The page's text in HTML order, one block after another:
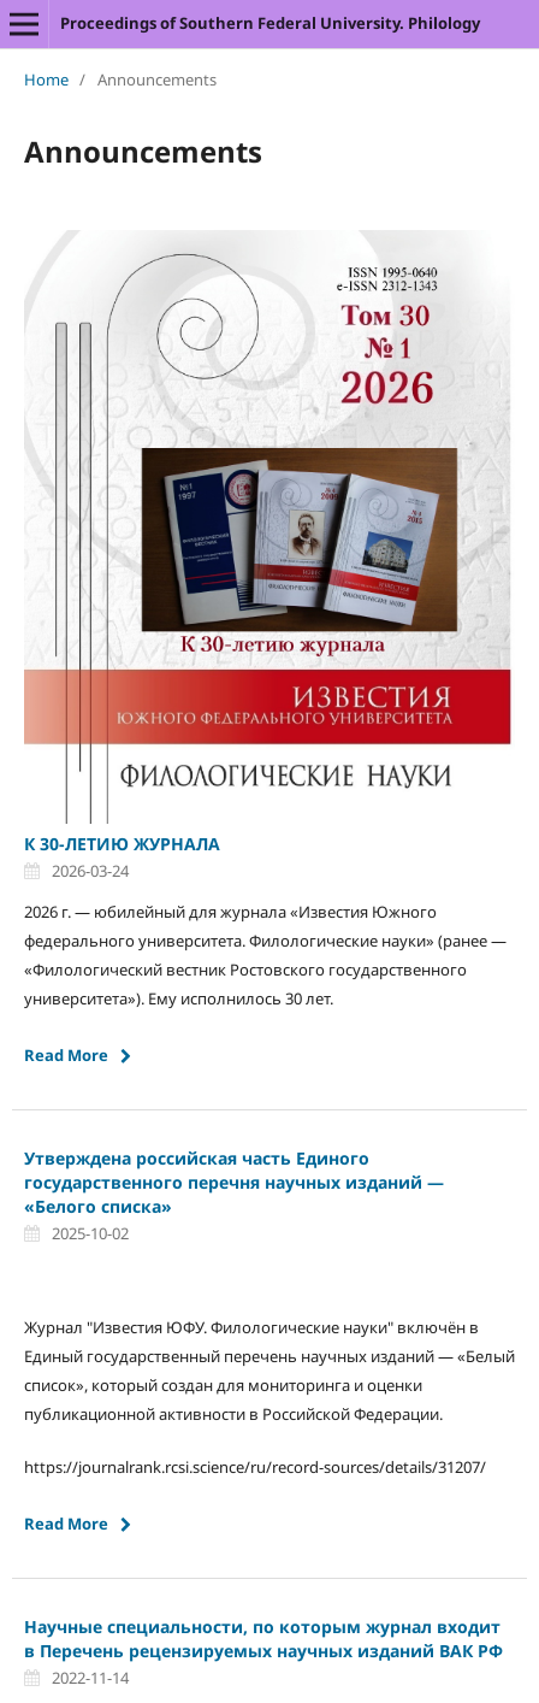
Proceedings of Southern Federal University. Philology
Home / Announcements
Announcements
К 30-ЛЕТИЮ ЖУРНАЛА
2026-03-24
2026 г. — юбилейный для журнала «Известия Южного
федерального университета. Филологические науки» (ранее —
«Филологический вестник Ростовского государственного
университета»). Ему исполнилось 30 лет.
Read More
Утверждена российская часть Единого
государственного перечня научных изданий —
«Белого списка»
2025-10-02
Журнал "Известия ЮФУ. Филологические науки" включён в
Единый государственный перечень научных изданий — «Белый
список», который создан для мониторинга и оценки
публикационной активности в Российской Федерации.
https://journalrank.rcsi.science/ru/record-sources/details/31207/
Read More
Научные специальности, по которым журнал входит
в Перечень рецензируемых научных изданий ВАК РФ
2022-11-14